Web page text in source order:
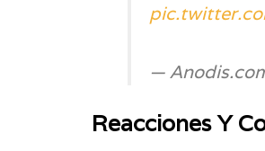
—
Reacciones Y